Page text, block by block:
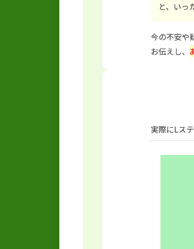
と、いっ
今の不安や
お伝えし、
実際にLス